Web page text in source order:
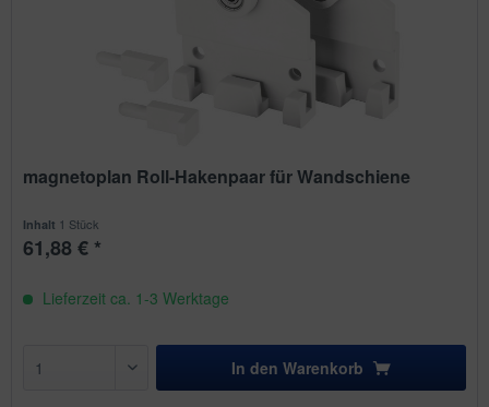
magnetoplan Roll-Hakenpaar für Wandschiene
Inhalt 1 Stück
61,88 € *
Lieferzeit ca. 1-3 Werktage
In den Warenkorb